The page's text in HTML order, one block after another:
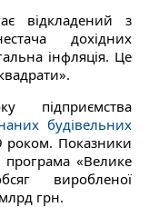
відкладений з
дохідних
інфляція. Це
підприємства
будівельних
роком. Показники
програма «Велике
виробленої
грн.